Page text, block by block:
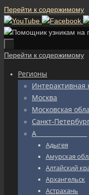
Перейти к содержимому
Перейти к содержимому
Регионы
Интерактивная
Москва
Московская
Санкт-
А_________________
Адыгея
Амурская
Алтайский
Архангельск
Астрахань